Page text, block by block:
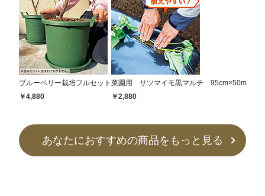
ブルーベリー栽培フルセット
￥4,880
菜園用 サツマイモ黒マルチ 95cm×50m
￥2,880
あなたにおすすめの商品をもっと見る